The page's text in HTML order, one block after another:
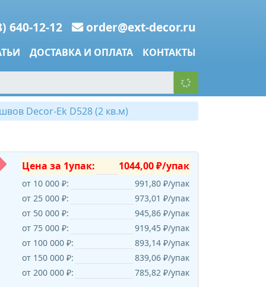
640-12-12 order@ext-decor.ru
ДОСТАВКА И ОПЛАТА КОНТАКТЫ
Decor-Ek D528 (2 кв.м)
Цена за 1упак: 1044,00 ₽/упак
от 10 000 ₽:
991,80 ₽/упак
от 25 000 ₽:
973,01 ₽/упак
от 50 000 ₽:
945,86 ₽/упак
от 75 000 ₽:
919,45 ₽/упак
от 100 000 ₽:
893,14 ₽/упак
от 150 000 ₽:
839,06 ₽/упак
от 200 000 ₽:
785,82 ₽/упак